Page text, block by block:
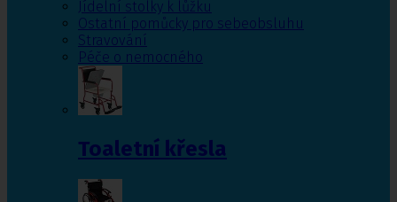
Jídelní stolky k lůžku
Ostatní pomůcky pro sebeobsluhu
Stravování
Péče o nemocného
Toaletní křesla